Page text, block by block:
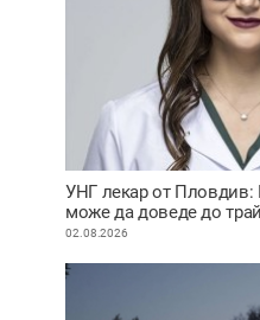
УНГ лекар от Пловдив:
може да доведе до
02.08.2026